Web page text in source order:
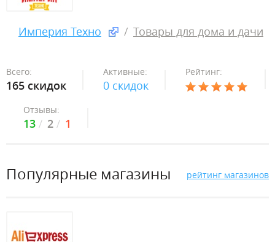
Империя Техно Товары для дома и дачи
Всего:
165 скидок
Активные:
0 скидок
Рейтинг:
Отзывы:
13 2 1
Популярные магазины рейтинг магазинов